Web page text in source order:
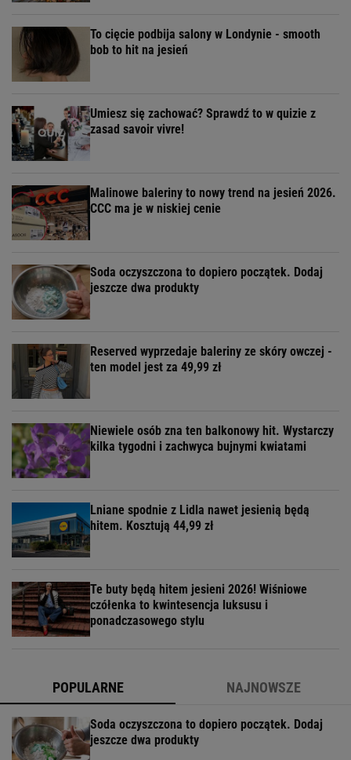
To cięcie podbija salony w Londynie - smooth
bob to hit na jesień
Umiesz się zachować? Sprawdź to w quizie z
zasad savoir vivre!
Malinowe baleriny to nowy trend na jesień 2026.
CCC ma je w niskiej cenie
Soda oczyszczona to dopiero początek. Dodaj
jeszcze dwa produkty
Reserved wyprzedaje baleriny ze skóry owczej -
ten model jest za 49,99 zł
Niewiele osób zna ten balkonowy hit. Wystarczy
kilka tygodni i zachwyca bujnymi kwiatami
Lniane spodnie z Lidla nawet jesienią będą
hitem. Kosztują 44,99 zł
Te buty będą hitem jesieni 2026! Wiśniowe
czółenka to kwintesencja luksusu i
ponadczasowego stylu
POPULARNE NAJNOWSZE
Soda oczyszczona to dopiero początek. Dodaj
jeszcze dwa produkty